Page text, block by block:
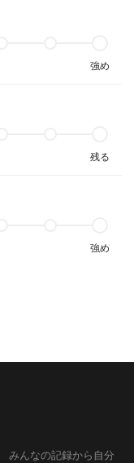
強め
残る
強め
みんなの記録から自分